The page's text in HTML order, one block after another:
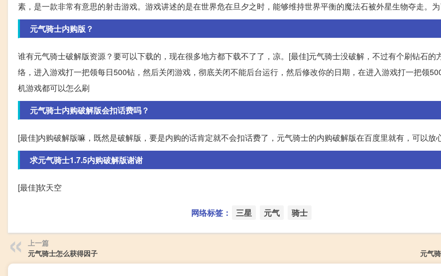
素，是一款非常有意思的射击游戏。游戏讲述的是在世界危在旦夕之时，能够维持世界平衡的魔法石被外星生物夺走。为
元气骑士内购版？
谁有元气骑士破解版资源？要可以下载的，现在很多地方都下载不了了，凉。[最佳]元气骑士没破解，不过有个刷钻石的
络，进入游戏打一把领每日500钻，然后关闭游戏，彻底关闭不能后台运行，然后修改你的日期，在进入游戏打一把领
机游戏都可以怎么刷
元气骑士内购破解版会扣话费吗？
[最佳]内购破解版嘛，既然是破解版，要是内购的话肯定就不会扣话费了，元气骑士的内购破解版在百度里就有，可以放
求元气骑士1.7.5内购破解版谢谢
[最佳]软天空
网络标签： 三星 元气 骑士
上一篇
元气骑士怎么获得因子
元气